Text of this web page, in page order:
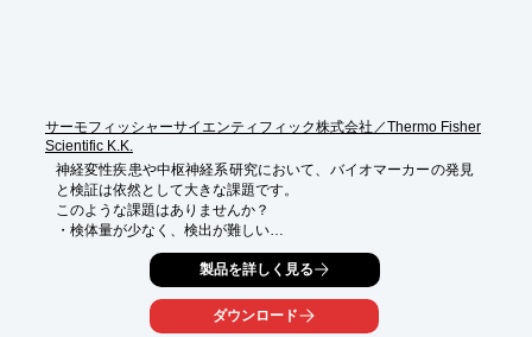
サーモフィッシャーサイエンティフィック株式会社／Thermo Fisher
Scientific K.K.
神経変性疾患や中枢神経系研究において、バイオマーカーの発見
と検証は依然として大きな課題です。
このような課題はありませんか？
・検体量が少なく、検出が難しい
・最新のタンパク質が今の製品では検出できない
・擬陽性が疑われたり、再現性が低い
・血液とCSFの比較解析ができない
Olinkは、神経研究において重要な「高感度」「高特異性」「多項
製品を詳しく見る
ダウンロード